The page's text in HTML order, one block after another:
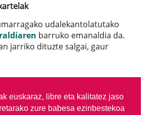
udalekantolatutako
barruko emanaldia da.
jarriko dituzte salgai, gaur
euskaraz, libre eta kalitatez jaso
zure babesa ezinbestekoa